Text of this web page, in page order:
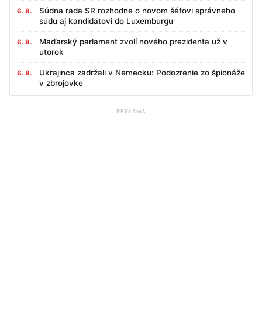
6. 8.
Súdna rada SR rozhodne o novom šéfovi správneho
súdu aj kandidátovi do Luxemburgu
6. 8.
Maďarský parlament zvolí nového prezidenta už v
utorok
6. 8.
Ukrajinca zadržali v Nemecku: Podozrenie zo špionáže
v zbrojovke
REKLAMA